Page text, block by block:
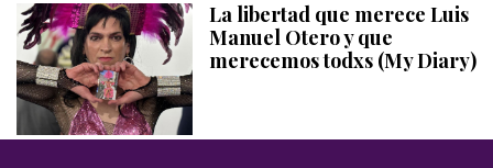
La libertad que merece Luis
Manuel Otero y que
merecemos todxs (My Diary)